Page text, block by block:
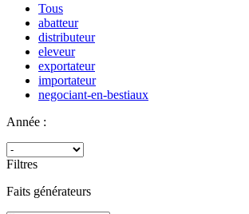
Tous
abatteur
distributeur
eleveur
exportateur
importateur
negociant-en-bestiaux
Année :
Filtres
Faits générateurs